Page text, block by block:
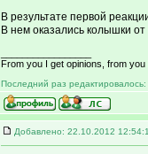
В результате первой
В нем оказались колышки
From you I get opinions, from
Последний раз
Добавлено: 22.10.2012